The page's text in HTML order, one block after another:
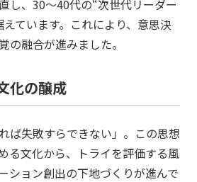
し、30〜40代の“次世代リーダー
ています。これにより、意思決
の融合が進みました。
化の醸成
ば失敗すらできない」。この思想
る文化から、トライを評価する風
ション創出の下地づくりが進んで